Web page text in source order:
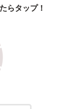
らタップ！